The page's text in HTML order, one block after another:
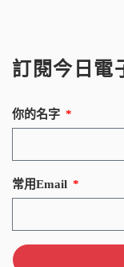
訂閱今日電
你的名字
常用Email